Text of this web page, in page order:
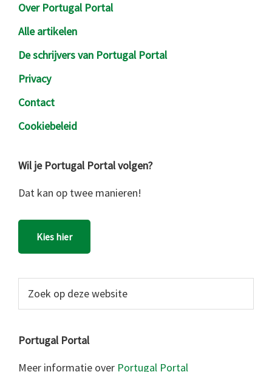
Over Portugal Portal
Alle artikelen
De schrijvers van Portugal Portal
Privacy
Contact
Cookiebeleid
Wil je Portugal Portal volgen?
Dat kan op twee manieren!
Kies hier
website
Portugal Portal
Meer informatie over Portugal Portal